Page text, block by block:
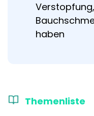
haben
Themenliste